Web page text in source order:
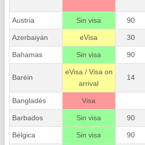
Austria Sin visa 90
Azerbaiyán eVisa 30
Bahamas Sin visa 90
Baréin
eVisa / Visa on
arrival
14
Bangladés Visa
Barbados Sin visa 90
Bélgica Sin visa 90